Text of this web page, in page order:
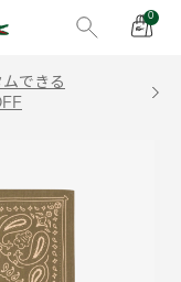
0
できる